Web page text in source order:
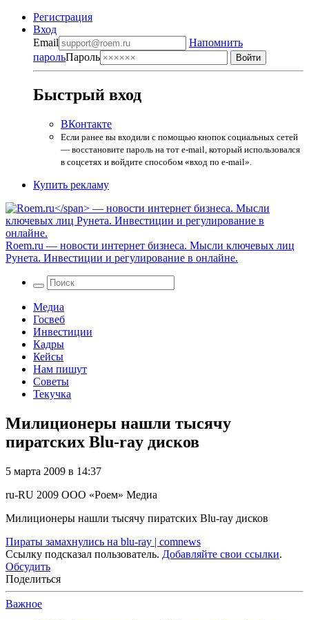
Регистрация
Вход
Email
Напомнить
парольПароль
Быстрый вход
ВКонтакте
Если ранее вы входили с помощью кнопок социальных сетей
— восстановите пароль на тот e-mail, который использовался
в соцсетях и войдите способом «вход по e-mail».
Купить рекламу
Roem.ru — новости интернет бизнеса. Мысли ключевых лиц
Рунета. Инвестиции и регулирование в онлайне.
Медиа
Госвеб
Инвестиции
Кадры
Кейсы
Нам пишут
Советы
Текучка
Милиционеры нашли тысячу
пиратских Blu-ray дисков
5 марта 2009 в 14:37
ru-RU 2009 ООО «Роем» Медиа
Милиционеры нашли тысячу пиратских Blu-ray дисков
Пираты замахнулись на blu-ray | comnews
Ссылку подсказал пользователь. Добавляйте свои ссылки.
Обсудить
Поделиться
Важное